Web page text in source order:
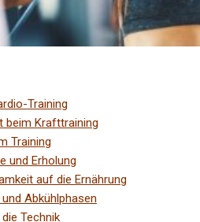
Training
beim Krafttraining
Training
und Erholung
auf die Ernährung
Abkühlphasen
Technik